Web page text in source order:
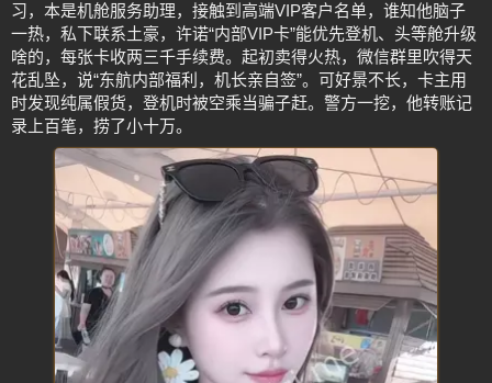
习，本是机舱服务助理，接触到高端VIP客户名单，谁知他脑子
一热，私下联系土豪，许诺“内部VIP卡”能优先登机、头等舱升级
啥的，每张卡收两三千手续费。起初卖得火热，微信群里吹得天
花乱坠，说“东航内部福利，机长亲自签”。可好景不长，卡主用
时发现纯属假货，登机时被空乘当骗子赶。警方一挖，他转账记
录上百笔，捞了小十万。